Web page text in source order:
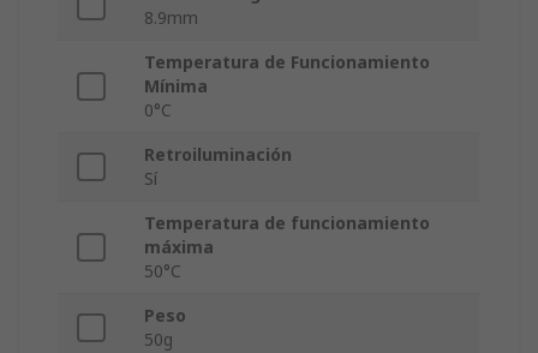
8.9mm
Temperatura de Funcionamiento
Mínima
0°C
Retroiluminación
Sí
Temperatura de funcionamiento
máxima
50°C
Peso
50g